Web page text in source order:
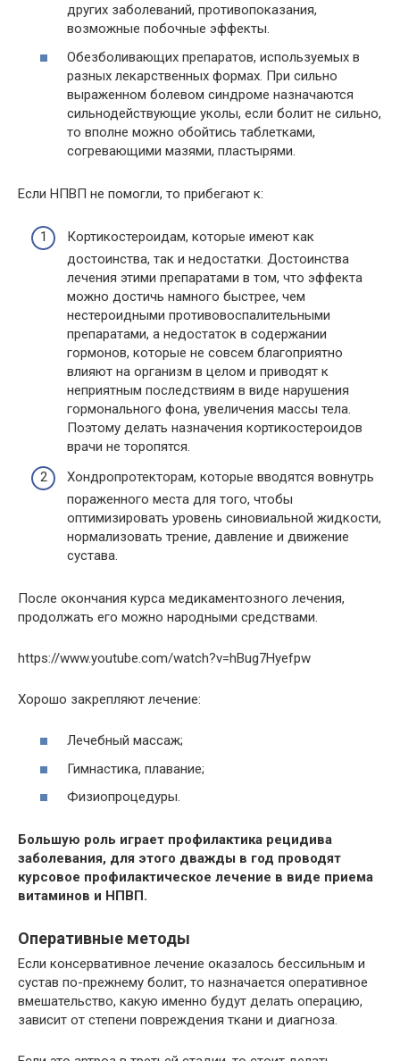
других заболеваний, противопоказания,
возможные побочные эффекты.
Обезболивающих препаратов, используемых в
разных лекарственных формах. При сильно
выраженном болевом синдроме назначаются
сильнодействующие уколы, если болит не сильно,
то вполне можно обойтись таблетками,
согревающими мазями, пластырями.
Если НПВП не помогли, то прибегают к:
Кортикостероидам, которые имеют как
достоинства, так и недостатки. Достоинства
лечения этими препаратами в том, что эффекта
можно достичь намного быстрее, чем
нестероидными противовоспалительными
препаратами, а недостаток в содержании
гормонов, которые не совсем благоприятно
влияют на организм в целом и приводят к
неприятным последствиям в виде нарушения
гормонального фона, увеличения массы тела.
Поэтому делать назначения кортикостероидов
врачи не торопятся.
Хондропротекторам, которые вводятся вовнутрь
пораженного места для того, чтобы
оптимизировать уровень синовиальной жидкости,
нормализовать трение, давление и движение
сустава.
После окончания курса медикаментозного лечения,
продолжать его можно народными средствами.
https://www.youtube.com/watch?v=hBug7Hyefpw
Хорошо закрепляют лечение:
Лечебный массаж;
Гимнастика, плавание;
Физиопроцедуры.
Большую роль играет профилактика рецидива
заболевания, для этого дважды в год проводят
курсовое профилактическое лечение в виде приема
витаминов и НПВП.
Оперативные методы
Если консервативное лечение оказалось бессильным и
сустав по-прежнему болит, то назначается оперативное
вмешательство, какую именно будут делать операцию,
зависит от степени повреждения ткани и диагноза.